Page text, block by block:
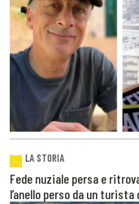
LA STORIA
Fede nuziale persa e
l’anello perso da un turista